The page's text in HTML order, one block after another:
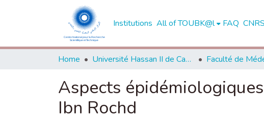
Institutions All of TOUBK@l FAQ
Home Université Hassan II de Casablanca
Aspects
Ibn Rochd